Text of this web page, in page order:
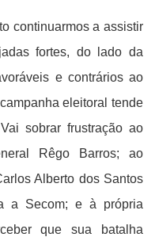
continuarmos a assistir
fortes, do lado da
e contrários ao
eleitoral tende
sobrar frustração ao
Rêgo Barros; ao
Alberto dos Santos
a Secom; e à própria
que sua batalha